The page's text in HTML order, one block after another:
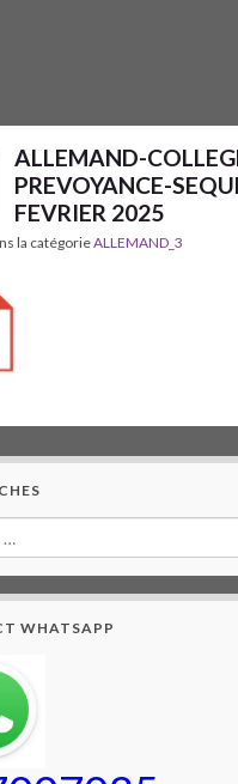
ALLEMAND-
PREVOYANCE-
FEVRIER 2025
la catégorieALLEMAND_3
WHATSAPP